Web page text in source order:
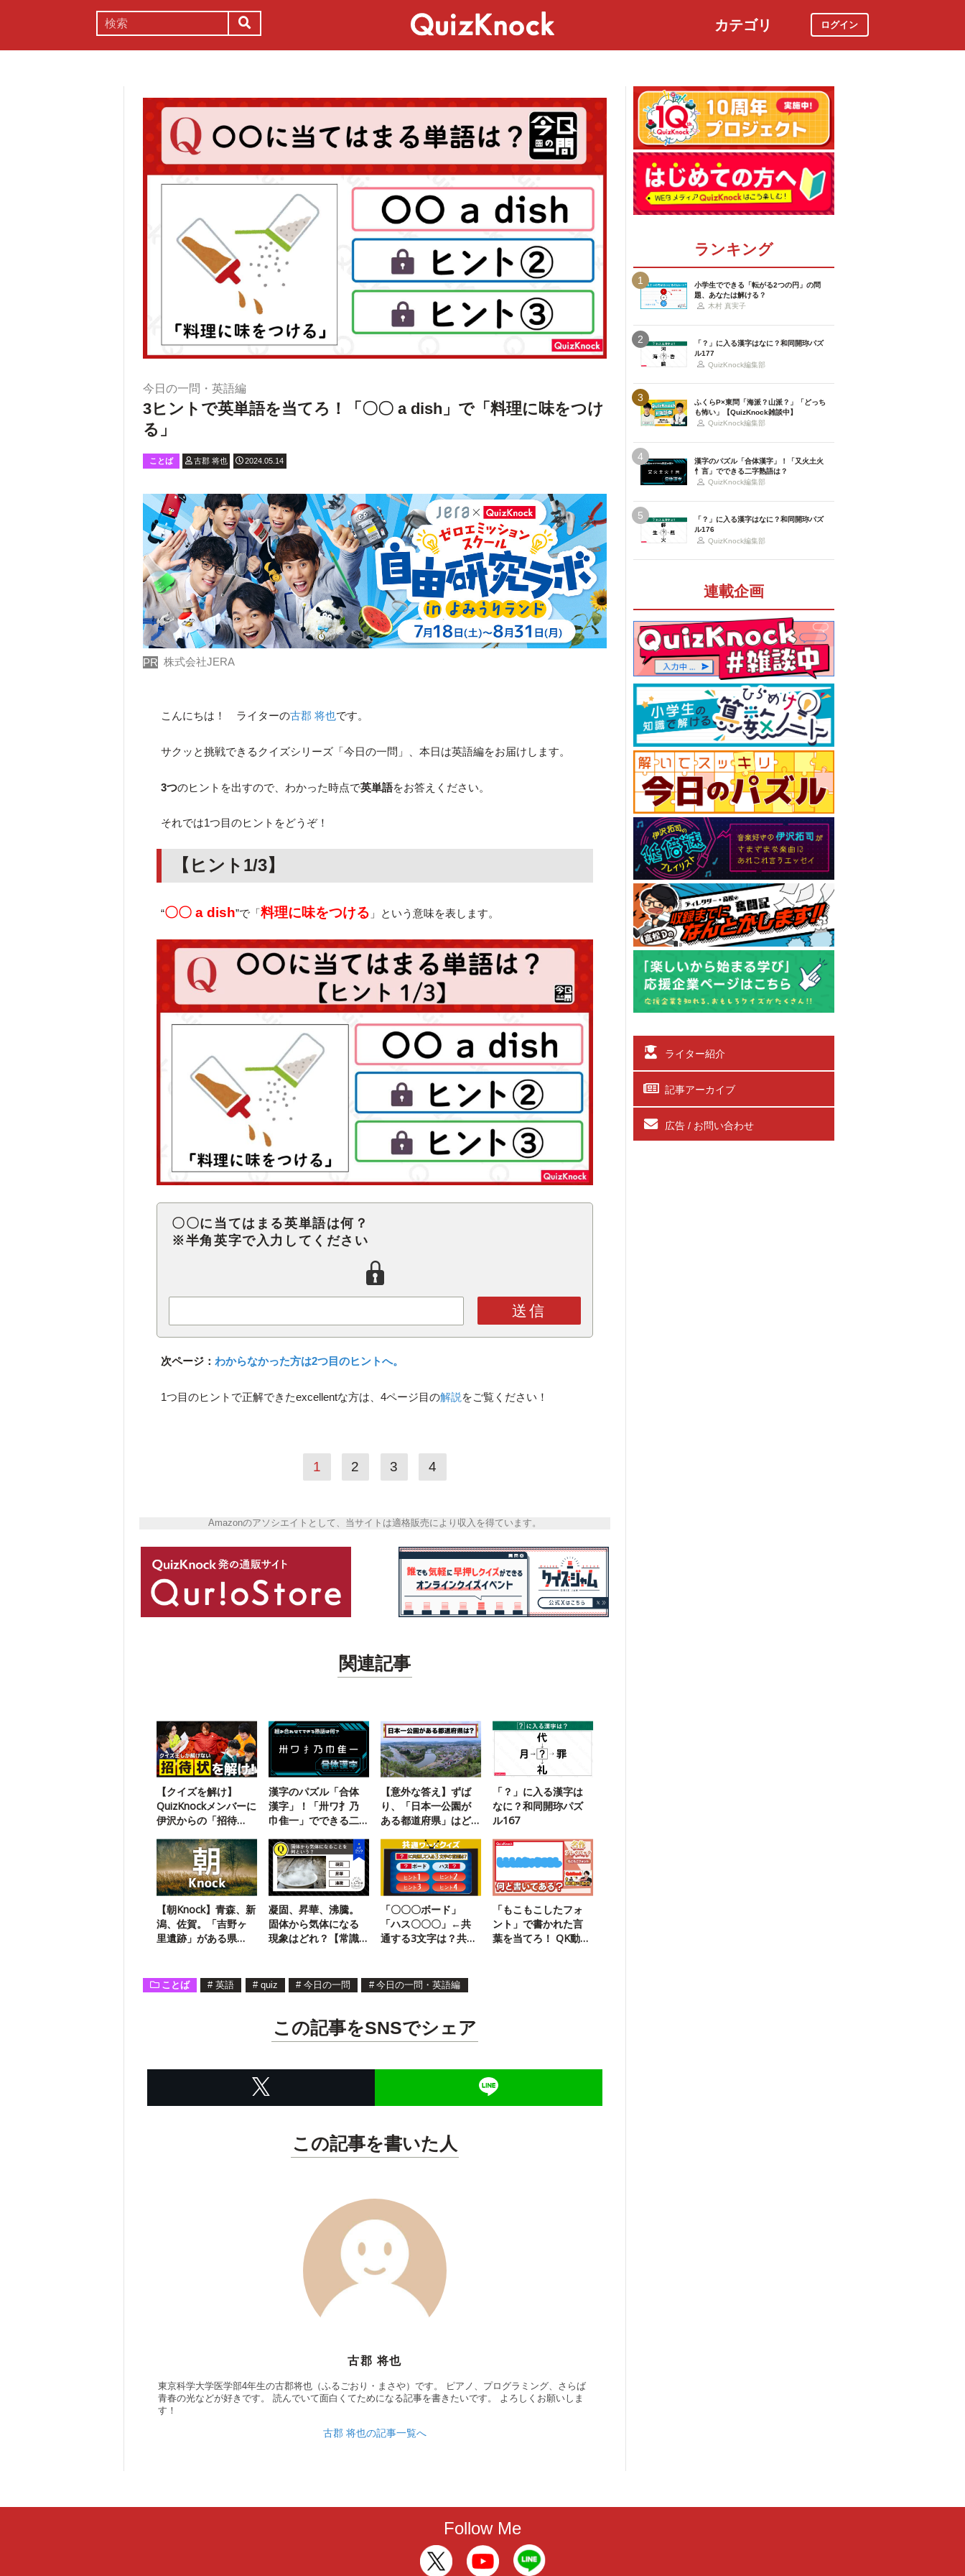
カテゴリ ログイン
今日の一問・英語編
3ヒントで英単語を当てろ！「〇〇 a dish」で「料理に味をつけ
る」
ことば 古郡 将也 2024.05.14
PR 株式会社JERA
こんにちは！ ライターの古郡 将也です。
サクッと挑戦できるクイズシリーズ「今日の一問」、本日は英語編をお届けします。
3つのヒントを出すので、わかった時点で英単語をお答えください。
それでは1つ目のヒントをどうぞ！
【ヒント1/3】
“〇〇 a dish”で「料理に味をつける 」という意味を表します。
〇〇に当てはまる英単語は何？
※半角英字で入力してください
送信
次ページ：わからなかった方は2つ目のヒントへ。
1つ目のヒントで正解できたexcellentな方は、4ページ目の解説 をご覧ください！
1 2 3 4
Amazonのアソシエイトとして、当サイトは適格販売により収入を得ています。
関連記事
【クイズを解け】
QuizKnockメンバーに
伊沢からの「招待
す
漢字のパズル「合体
漢字」！「卅ワ扌乃
巾隹一」でできる二
【意外な答え】ずば
り、「日本一公園が
ある都道府県」はど
「？」に入る漢字は
なに？和同開珎パズ
ル167
【朝Knock】青森、新
潟、佐賀。「吉野ヶ
里遺跡」がある県
凝固、昇華、沸騰。
固体から気体になる
現象はどれ？【常識
「〇〇〇ボード」
「ハス〇〇〇」←共
通する3文字は？共通
「もこもこしたフォ
ント」で書かれた言
葉を当てろ！ QK動画
ことば # 英語 # quiz # 今日の一問 # 今日の一問・英語編
この記事をSNSでシェア
この記事を書いた人
古郡 将也
東京科学大学医学部4年生の古郡将也（ふるごおり・まさや）です。 ピアノ、プログラミング、さらば
青春の光などが好きです。 読んでいて面白くてためになる記事を書きたいです。 よろしくお願いしま
す！
古郡 将也の記事一覧へ
ランキング
1
小学生でできる「転がる2つの円」の問
題、あなたは解ける？
木村 真実子
2
「？」に入る漢字はなに？和同開珎パズ
ル177
QuizKnock編集部
3
ふくらP×東問「海派？山派？」「どっち
も怖い」【QuizKnock雑談中】
QuizKnock編集部
4
漢字のパズル「合体漢字」！「又火土火
忄言」でできる二字熟語は？
QuizKnock編集部
5
「？」に入る漢字はなに？和同開珎パズ
ル176
QuizKnock編集部
連載企画
ライター紹介
記事アーカイブ
広告 / お問い合わせ
Follow Me